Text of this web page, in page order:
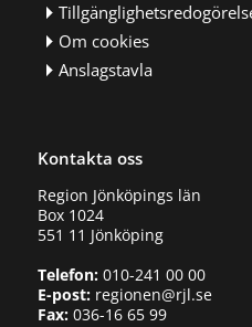
Om cookies
Anslagstavla
Kontakta oss
Region Jönköpings län
Box 1024
551 11 Jönköping
Telefon:010-241 00 00
E-post:regionen@rjl.se
Fax: 036-16 65 99